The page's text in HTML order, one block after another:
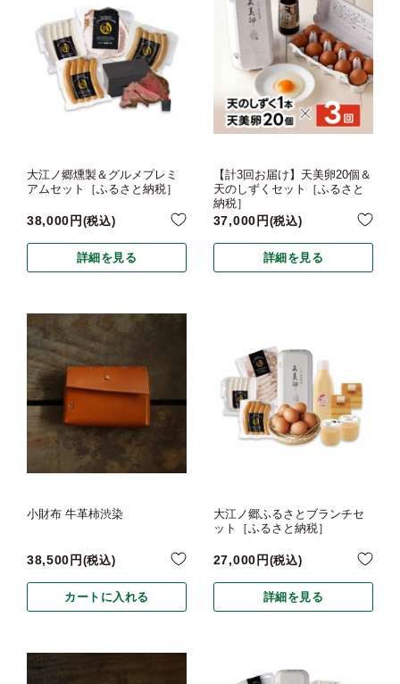
大江ノ郷燻製＆グルメプレミ
アムセット［ふるさと納税］
38,000 税込
詳細を見る
【計3回お届け】天美卵20個＆
天のしずくセット［ふるさと
納税］
37,000 税込
詳細を見る
小財布 牛革柿渋染
38,500 税込
カートに入れる
大江ノ郷ふるさとブランチセ
ット［ふるさと納税］
27,000 税込
詳細を見る